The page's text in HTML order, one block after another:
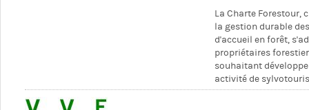
La Charte Forestour,
la gestion durable
d'accueil en forêt,
propriétaires
souhaitant
activité de